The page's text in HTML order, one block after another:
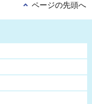
ページの先頭へ